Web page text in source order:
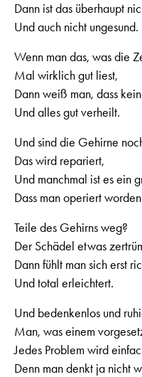
Dann ist das überhaupt
Und auch nicht ungesund.
Wenn man das, was die
Mal wirklich gut liest,
Dann weiß man, dass
Und alles gut verheilt.
Und sind die Gehirne
Das wird repariert,
Und manchmal ist es ein
Dass man operiert
Teile des Gehirns weg?
Der Schädel etwas
Dann fühlt man sich erst
Und total erleichtert.
Und bedenkenlos und
Man, was einem
Jedes Problem wird
Denn man denkt ja nicht